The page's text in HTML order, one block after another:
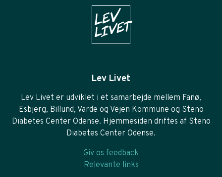
Lev Livet
Lev Livet er udviklet i et samarbejde mellem Fanø,
Esbjerg, Billund, Varde og Vejen Kommune og Steno
Diabetes Center Odense. Hjemmesiden driftes af Steno
Diabetes Center Odense.
Giv os feedback
Relevante links